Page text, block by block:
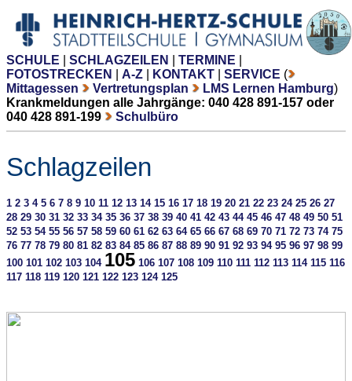
SCHULE SCHLAGZEILEN TERMINE
FOTOSTRECKEN
A-Z KONTAKT SERVICE (
Mittagessen
Vertretungsplan LMS Lernen Hamburg)
Krankmeldungen alle Jahrgänge: 040 428 891-157 oder
040 428 891-199
Schulbüro
Schlagzeilen
1 2 3 4 5 6 7 8 9 10 11 12 13 14 15 16 17 18 19 20 21 22 23 24 25 26 27
28 29 30 31 32 33 34 35 36 37 38 39 40 41 42 43 44 45 46 47 48 49 50 51
52 53 54 55 56 57 58 59 60 61 62 63 64 65 66 67 68 69 70 71 72 73 74 75
76 77 78 79 80 81 82 83 84 85 86 87 88 89 90 91 92 93 94 95 96 97 98 99
100 101 102 103 104 105 106 107 108 109 110 111 112 113 114 115 116
117 118 119 120 121 122 123 124 125